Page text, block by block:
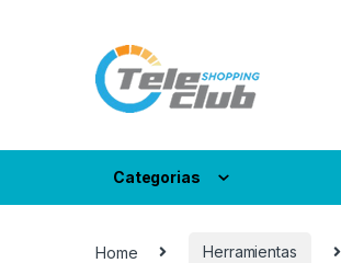
Categorias
Home Herramientas